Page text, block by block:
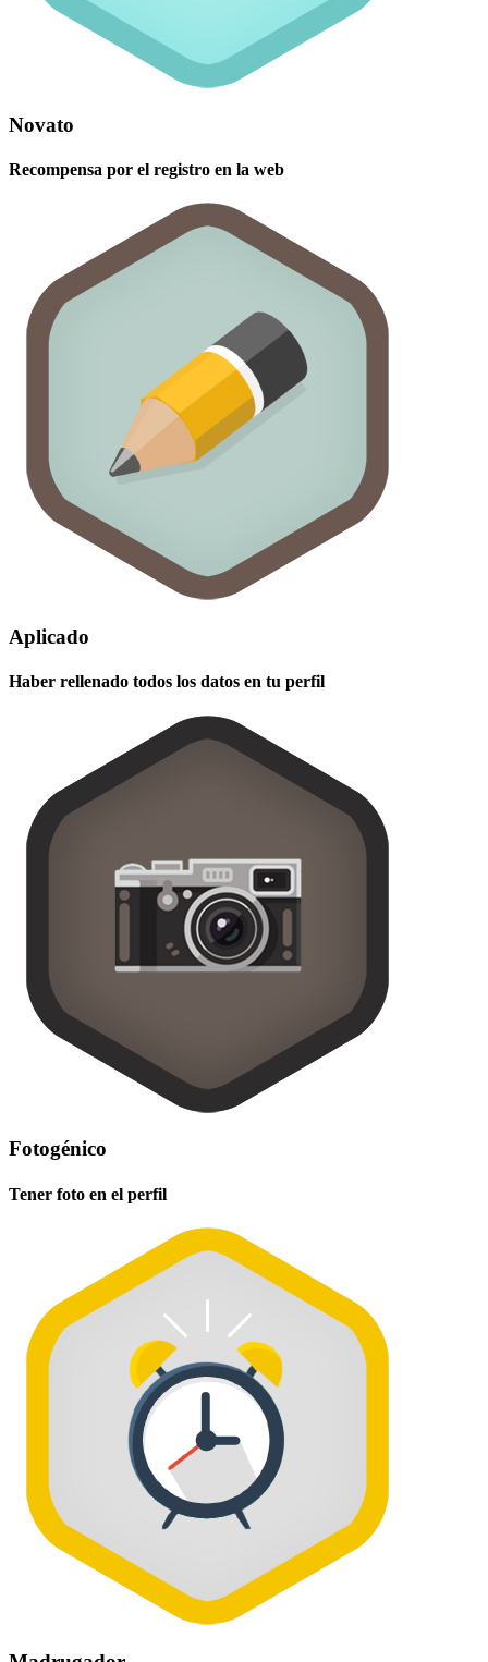
Novato
Recompensa por el registro en la web
Aplicado
Haber rellenado todos los datos en tu perfil
Fotogénico
Tener foto en el perfil